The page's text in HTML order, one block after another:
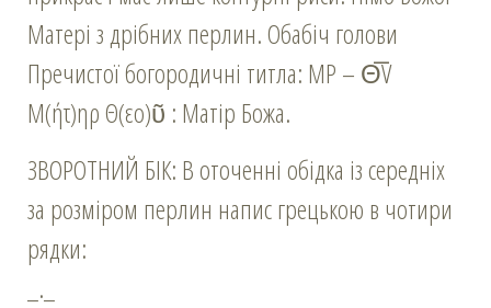
Матері з дрібних перлин. Обабіч голови
Пречистої богородичні титла: MP – Θ̅V
Μ(ήτ)ηρ Θ(εο)ῦ : Матір Божа.
ЗВОРОТНИЙ БІК: В оточенні обідка із середніх
за розміром перлин напис грецькою в чотири
рядки:
_._